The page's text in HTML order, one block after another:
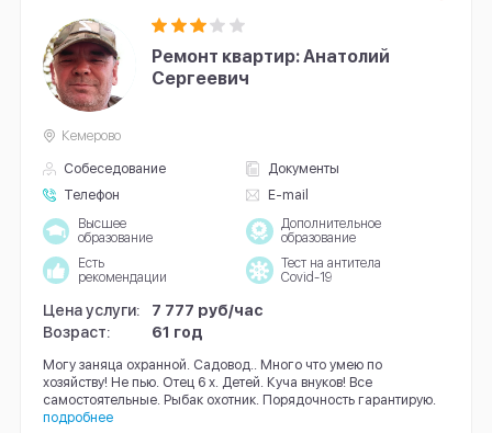
Ремонт квартир: Анатолий
Сергеевич
Собеседование
Документы
Телефон
E-mail
Кемерово
Высшее
образование
Дополнительное
образование
Есть
рекомендации
Тест на антитела
Covid-19
Цена услуги:
7 777 руб/час
Возраст:
61 год
Могу заняца охранной. Садовод.. Много что умею по
хозяйству! Не пью. Отец 6 х. Детей. Куча внуков! Все
самостоятельные. Рыбак охотник. Порядочность гарантирую.
подробнее